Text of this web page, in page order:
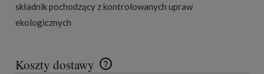
składnik pochodzący z kontrolowanych upraw
ekologicznych
Koszty dostawy